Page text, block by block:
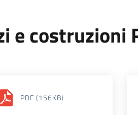
e costruzioni
PDF (156KB)